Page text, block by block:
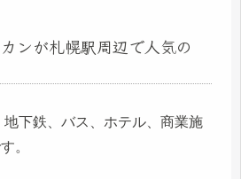
ンが札幌駅周辺で人気の
下鉄、バス、ホテル、商業施
。